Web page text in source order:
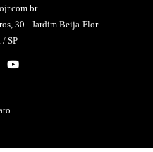
30 - Jardim Beija-Flor
/ SP